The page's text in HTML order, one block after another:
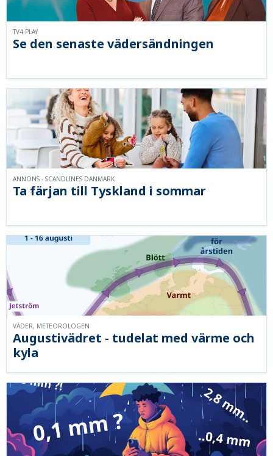
Se den senaste vädersändningen
TV4 PLAY
Ta färjan till Tyskland i sommar
ANNONS - SCANDLINES DANMARK
Augustivädret - tudelat med värme och
kyla
VÄDER, METEOROLOGEN